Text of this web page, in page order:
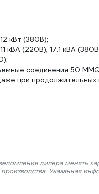
кВт (380В);
кВА (220В), 17.1 кВА
соединения 50
при продолжительных
дилера менять
Указанная